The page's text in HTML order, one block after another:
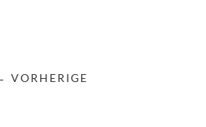
VORHERIGE